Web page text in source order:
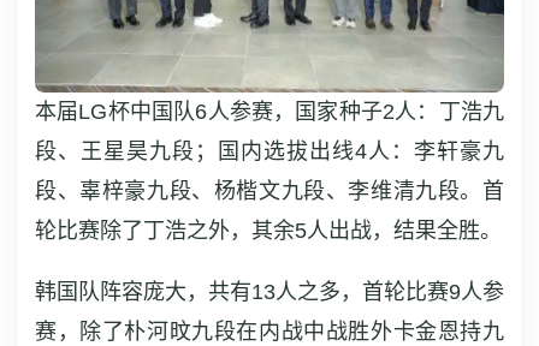
本届LG杯中国队6人参赛，国家种子2人：丁浩九
段、王星昊九段；国内选拔出线4人：李轩豪九
段、辜梓豪九段、杨楷文九段、李维清九段。首
轮比赛除了丁浩之外，其余5人出战，结果全胜。
韩国队阵容庞大，共有13人之多，首轮比赛9人参
赛，除了朴河旼九段在内战中战胜外卡金恩持九